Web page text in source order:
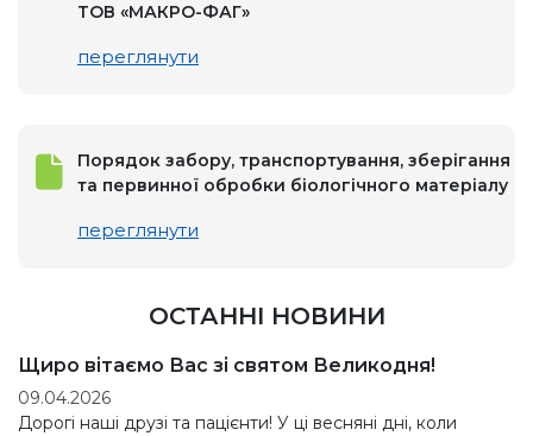
ТОВ «МАКРО-ФАГ»
переглянути
Порядок забору, транспортування, зберігання
та первинної обробки біологічного матеріалу
переглянути
ОСТАННІ НОВИНИ
Щиро вітаємо Вас зі святом Великодня!
09.04.2026
Дорогі наші друзі та пацієнти! У ці весняні дні, коли